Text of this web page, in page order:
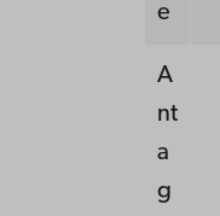
e
A
nt
a
g